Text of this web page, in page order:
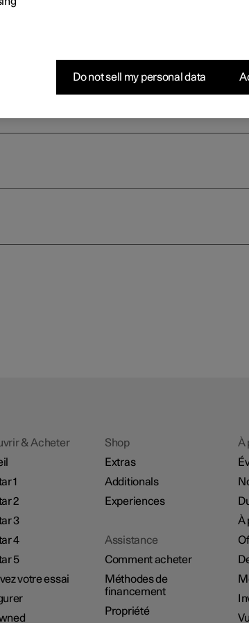
à maintenir une vitesse adaptée en
& Acheter
1
2
3
4
5
votre essai
Shop
Extras
Additionals
Experiences
Assistance
Comment acheter
Méthodes de
financement
Propriété
À
À
Do not sell my personal data